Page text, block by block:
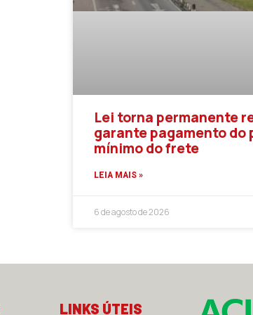
Lei torna permanente
garante pagamento do
mínimo do frete
LEIA MAIS »
6 de agosto de 2026
LINKS ÚTEIS